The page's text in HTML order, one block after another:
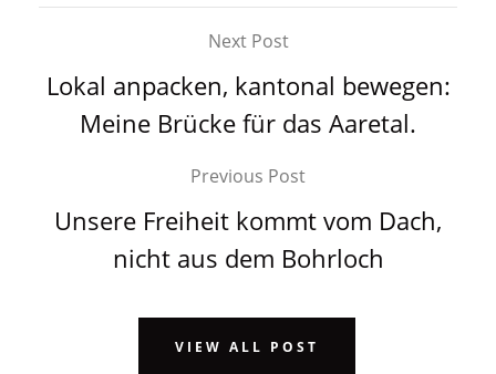
Next Post
Lokal anpacken, kantonal bewegen:
Meine Brücke für das Aaretal.
Previous Post
Unsere Freiheit kommt vom Dach,
nicht aus dem Bohrloch
VIEW ALL POST